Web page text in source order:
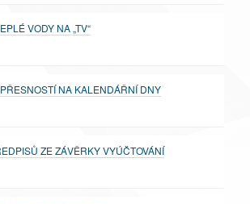
VODY NA „TV“
NA KALENDÁŘNÍ DNY
ZE ZÁVĚRKY VYÚČTOVÁNÍ